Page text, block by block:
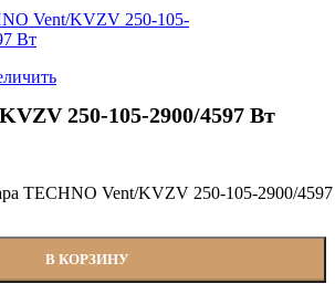
250-105-2900/4597 Вт
TECHNO Vent/KVZV 250-105-2900/
В КОРЗИНУ